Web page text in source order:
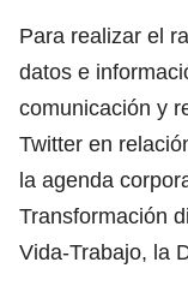
Para realizar el
datos e
comunicación y
Twitter en
la agenda
Transformación
Vida-Trabajo, la